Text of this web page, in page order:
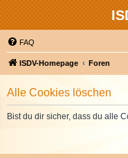
FAQ
ISDV-Homepage Foren
Alle Cookies löschen
Bist du dir sicher, dass du alle